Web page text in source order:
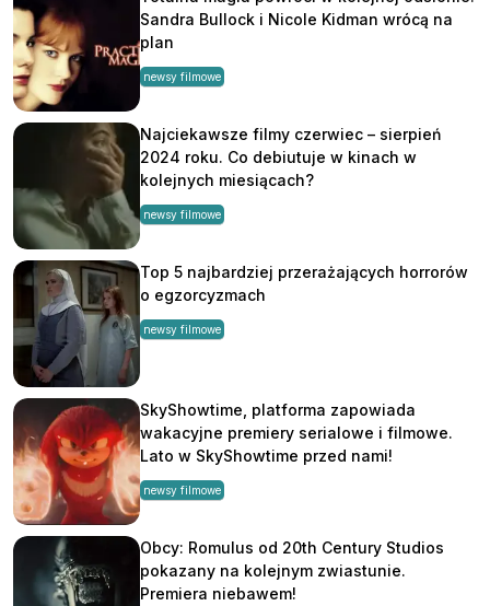
Sandra Bullock i Nicole Kidman wrócą na
plan
newsy filmowe
Najciekawsze filmy czerwiec – sierpień
2024 roku. Co debiutuje w kinach w
kolejnych miesiącach?
newsy filmowe
Top 5 najbardziej przerażających horrorów
o egzorcyzmach
newsy filmowe
SkyShowtime, platforma zapowiada
wakacyjne premiery serialowe i filmowe.
Lato w SkyShowtime przed nami!
newsy filmowe
Obcy: Romulus od 20th Century Studios
pokazany na kolejnym zwiastunie.
Premiera niebawem!